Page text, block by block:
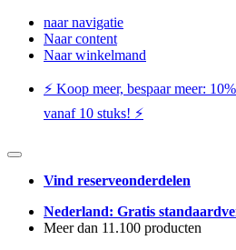
naar navigatie
Naar content
Naar winkelmand
⚡️ Koop meer, bespaar meer:
vanaf 10 stuks! ⚡️
Vind reserveonderdelen
Nederland: Gratis
Meer dan 11.100 producten